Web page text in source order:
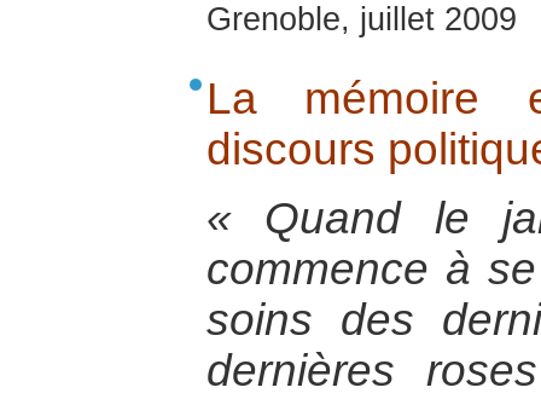
Grenoble, juillet 2009
La mémoire
discours
« Quand le
commence à
soins des
dernières